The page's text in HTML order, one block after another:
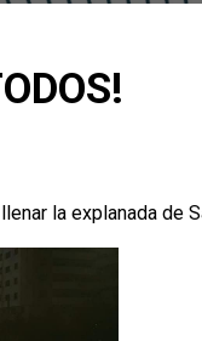
la explanada de